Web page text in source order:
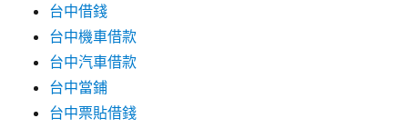
台中借錢
台中機車借款
台中汽車借款
台中當鋪
台中票貼借錢